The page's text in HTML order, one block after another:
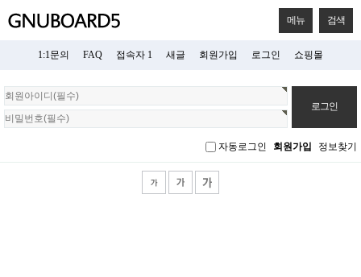
메뉴 검색
1:1문의 FAQ 접속자 1 새글 회원가입 로그인 쇼핑몰
회
원
로
자동로그인 회원가입 정보찾기